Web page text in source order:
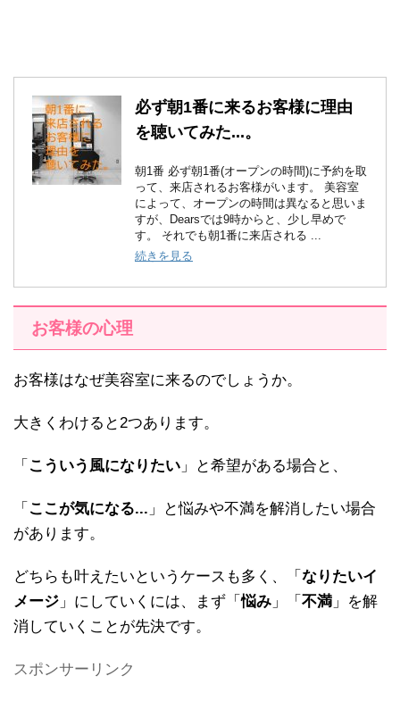
必ず朝1番に来るお客様に理由
を聴いてみた...。
朝1番 必ず朝1番(オープンの時間)に予約を取
って、来店されるお客様がいます。 美容室
によって、オープンの時間は異なると思いま
すが、Dearsでは9時からと、少し早めで
す。 それでも朝1番に来店される ...
続きを見る
お客様の心理
お客様はなぜ美容室に来るのでしょうか。
大きくわけると2つあります。
「 こういう風になりたい 」と希望がある場合と、
「 ここが気になる... 」と悩みや不満を解消したい場合
があります。
どちらも叶えたいというケースも多く、「 なりたいイ
メージ 」にしていくには、まず「悩み 」「 不満 」を解
消していくことが先決です。
スポンサーリンク